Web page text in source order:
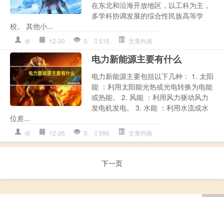
在东北和沿海开放地区，以工科为主，
多学科协调发展的综合性民族高等学
校。 其他小...
dl 12-30 0 515 文章列表
电力新能源主要有什么
电力新能源主要包括以下几种： 1. 太阳
能 ：利用太阳能光热或光电转换为电能
或热能。 2. 风能 ：利用风力驱动风力
发电机发电。 3. 水能 ：利用水流或水
位差...
dl 12-26 0 595 文章列表
下一页